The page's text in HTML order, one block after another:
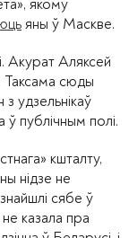
якому
яны ў Маскве.
Акурат Аляксей
Таксама сюды
удзельнікаў
ў публічным полі.
кшталту,
нідзе не
сябе ў
казала пра